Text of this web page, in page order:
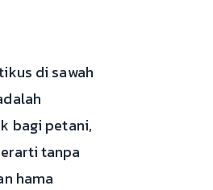
di sawah
bagi petani,
tanpa
hama